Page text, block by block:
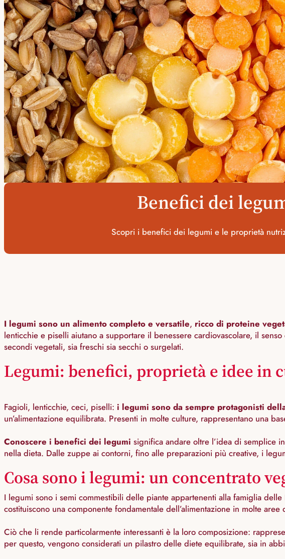
Benefici dei
Scopri i benefici dei legumi e le proprietà
I legumi sono un alimento completo e versatile, ricco di proteine
lenticchie e piselli aiutano a supportare il benessere cardiovascolare, il
secondi vegetali, sia freschi sia secchi o surgelati.
Legumi: benefici, proprietà e idee in
Fagioli, lenticchie, ceci, piselli: i legumi sono da sempre protagonisti
un’alimentazione equilibrata. Presenti in molte culture, rappresentano una
Conoscere i benefici dei legumi significa andare oltre l’idea di semplice
nella dieta. Dalle zuppe ai contorni, fino alle preparazioni più creative, i
Cosa sono i legumi: un concentrato
I legumi sono i semi commestibili delle piante appartenenti alla famiglia
costituiscono una componente fondamentale dell’alimentazione in molte aree
Ciò che li rende particolarmente interessanti è la loro composizione:
per questo, vengono considerati un pilastro delle diete equilibrate, sia in